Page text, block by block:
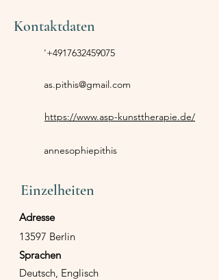
Kontaktdaten
'+4917632459075
as.pithis@gmail.com
https://www.asp-kunsttherapie.de/
annesophiepithis
Einzelheiten
Adresse
13597 Berlin
Sprachen
Deutsch, Englisch